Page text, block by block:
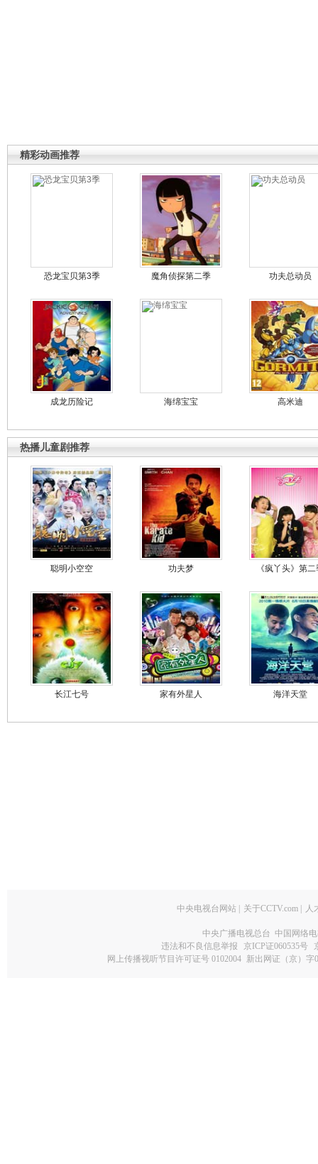
精彩动画推荐
恐龙宝贝第3季 魔角侦探第二季 功夫总动员
成龙历险记 海绵宝宝 高米迪
热播儿童剧推荐
聪明小空空 功夫梦 《疯丫头》第二
长江七号 家有外星人 海洋天堂
中央电视台网站 关于CCTV.com 人
中央广播电视总台 中国网络
违法和不良信息举报
京ICP证060535号
网上传播视听节目许可证号 0102004 新出网证（京）